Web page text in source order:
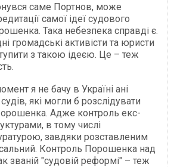
саме Портнов, може
самої ідеї судового
Така небезпека справді є.
громадські активісти та юристи
з такою ідеєю. Це – теж
я не бачу в Україні ані
які могли б розслідувати
Адже контроль екс-
в тому числі
завдяки розставленим
Контроль Порошенка над
званій "судовій реформі" – теж